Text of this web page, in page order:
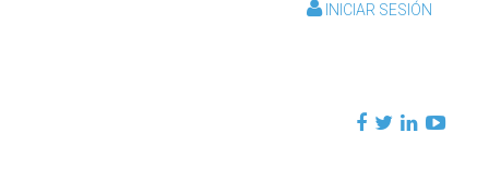
INICIAR SESIÓN